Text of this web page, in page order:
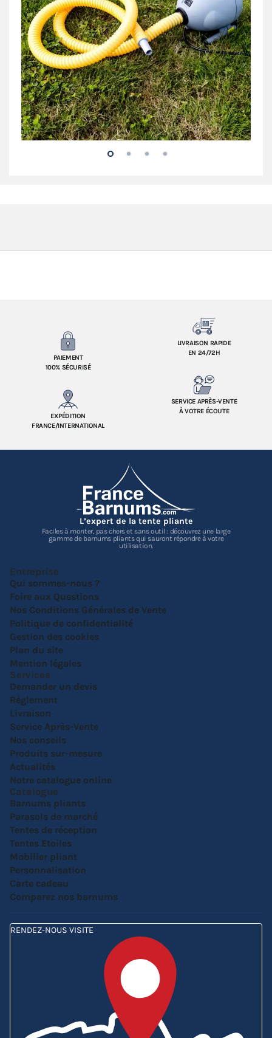
PAIEMENT
100% SÉCURISÉ
LIVRAISON RAPIDE
EN 24/72H
EXPÉDITION
FRANCE/INTERNATIONAL
SERVICE APRÈS-VENTE
À VOTRE ÉCOUTE
L’expert de la tente pliante
Faciles à monter, pas chers et sans outil : découvrez une large
gamme de barnums pliants qui sauront répondre à votre
utilisation.
Entreprise
Qui sommes-nous ?
Foire aux Questions
Nos Conditions Générales de Vente
Politique de confidentialité
Gestion des cookies
Plan du site
Mention légales
Services
Demander un devis
Réglement
Livraison
Service Après-Vente
Nos conseils
Produits sur-mesure
Actualités
Notre catalogue online
Catalogue
Barnums pliants
Parasols de marché
Tentes de réception
Tentes Etoiles
Mobilier pliant
Personnalisation
Carte cadeau
Comparez nos barnums
RENDEZ-NOUS VISITE